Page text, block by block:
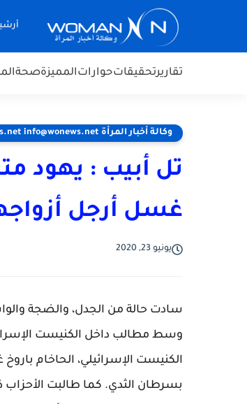
تقاريرتحقيقاتحواراتالمميزةصحة
وكالة أخبار المرأة www.wonews.net info@wonews.net
تل أبيب : يهود
غسل أرجل
يونيو 23, 2020
سادت حالة من الجدل، والضجة
وسط مطالب داخل الكنيست
الكنيست الإسرائيلي، الحاخام
بسرطان الثدي. كما طالبت الأحزاب